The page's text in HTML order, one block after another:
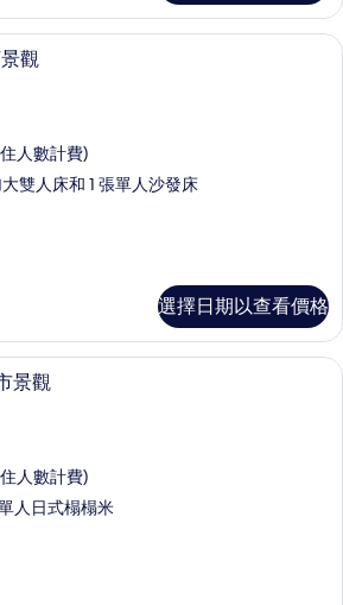
家庭客房, 多張床, 運河景觀 | 迷你吧
觀
人數計費)
雙人床和 1 張單人沙發床
選擇日期以查看價格
舒適客房, 1 間臥室, 城市景觀 | 迷你吧
景觀
人數計費)
人日式榻榻米